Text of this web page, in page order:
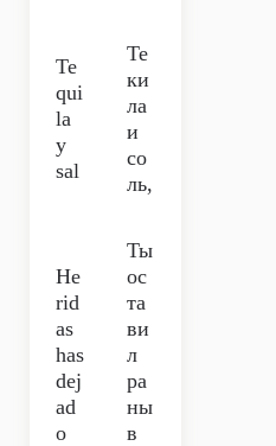
Te
qui
la
y
sal
Те
ки
ла
и
со
ль,
He
rid
as
has
dej
ad
o
Ты
ос
та
ви
л
ра
ны
в